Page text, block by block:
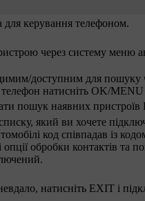
керування телефоном.
через систему меню
доступним для пошуку
натисніть OK/MENU
пошук наявних пристроїв
списку, який ви хочете
код співпадав із
обробки контактів та
натисніть EXIT і